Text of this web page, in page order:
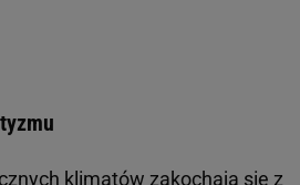
klimatów zakochają się z